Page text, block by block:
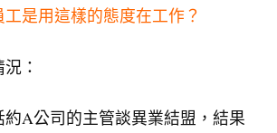
是用這樣的態度在工作？
：
A公司的主管談異業結盟，結果